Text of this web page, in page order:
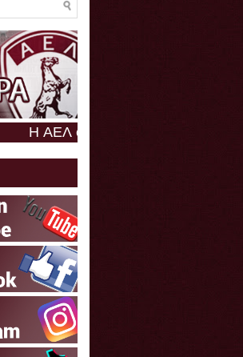
σήμερα :6 Αυγούστου